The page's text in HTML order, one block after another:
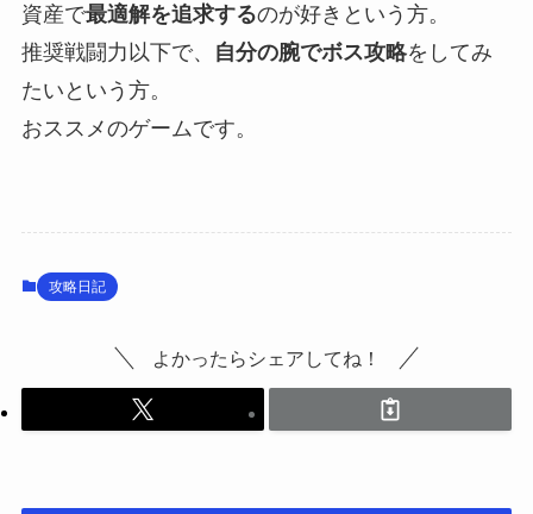
資産で最適解を追求するのが好きという方。
推奨戦闘力以下で、
自分の腕でボス攻略をしてみ
たいという方。
おススメのゲームです。
攻略日記
よかったらシェアしてね！